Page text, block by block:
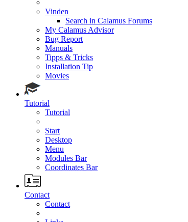
Vinden
Search in Calamus Forums
My Calamus Advisor
Bug Report
Manuals
Tipps & Tricks
Installation Tip
Movies
Tutorial
Tutorial
Start
Desktop
Menu
Modules Bar
Coordinates Bar
Contact
Contact